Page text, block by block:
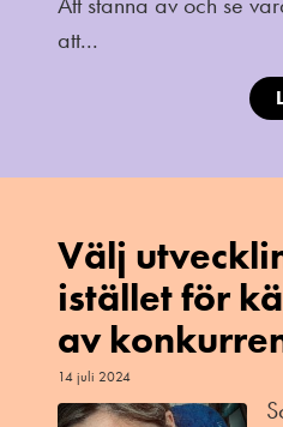
att...
Välj
istället för
av
14 juli 2024